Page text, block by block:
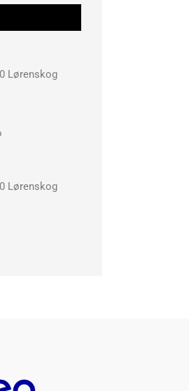
Lørenskog
Lørenskog